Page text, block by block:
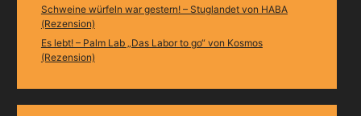
Schweine würfeln war gestern! – Stuglandet von HABA
(Rezension)
Es lebt! – Palm Lab „Das Labor to go“ von Kosmos
(Rezension)